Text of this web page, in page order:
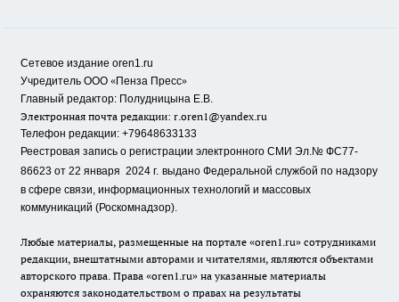
Сетевое издание oren1.ru
Учредитель ООО «Пенза Пресс»
Главный редактор: Полудницына Е.В.
Электронная почта редакции: r.oren1@yandex.ru
Телефон редакции: +79648633133
Реестровая запись о регистрации электронного СМИ Эл.№ ФС77-
86623 от 22 января 2024 г. выдано Федеральной службой по надзору
в сфере связи, информационных технологий и массовых
коммуникаций (Роскомнадзор).
Любые материалы, размещенные на портале «oren1.ru» сотрудниками
редакции, внештатными авторами и читателями, являются объектами
авторского права. Права «oren1.ru» на указанные материалы
охраняются законодательством о правах на результаты